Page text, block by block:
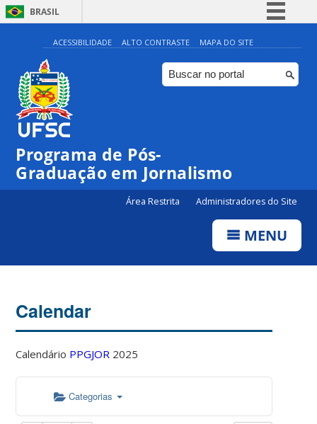
BRASIL
Simplifique!
Comunica BR
Participe
ACESSIBILIDADE ALTO CONTRASTE MAPA DO SITE
Programa de Pós-
Graduação em Jornalismo
Área Restrita Administradores do Site
MENU
Calendar
Calendário PPGJOR 2025
Categorias
04:00
05:00